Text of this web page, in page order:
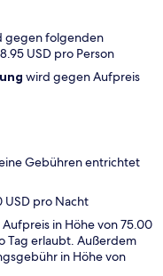
gegen folgenden
USD pro Person
wird gegen Aufpreis
Gebühren entrichtet
USD pro Nacht
in Höhe von 75.00
Tag erlaubt. Außerdem
in Höhe von